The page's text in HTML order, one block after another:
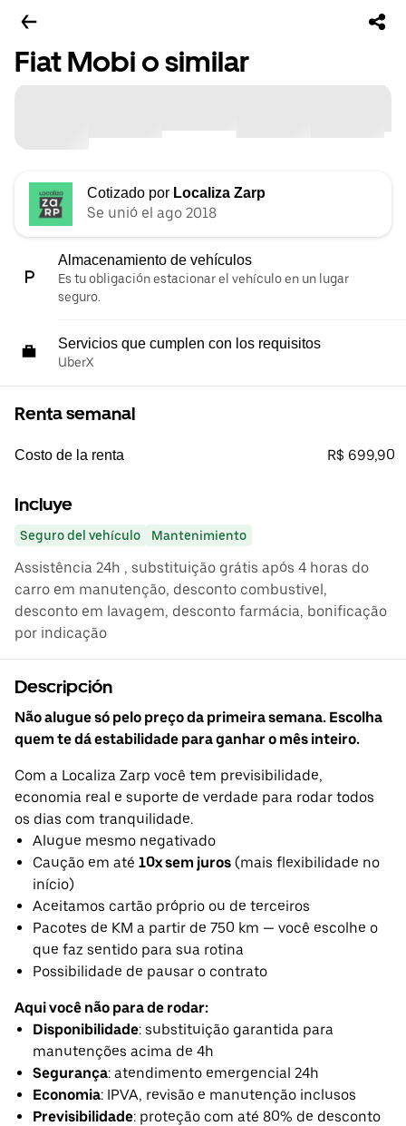
Fiat Mobi o similar
Cotizado por Localiza Zarp
Se unió el ago 2018
Almacenamiento de vehículos
Es tu obligación estacionar el vehículo en un lugar
seguro.
Servicios que cumplen con los requisitos
UberX
Renta semanal
Costo de la renta R$ 699,90
Incluye
Seguro del vehículo Mantenimiento
Assistência 24h , substituição grátis após 4 horas do
carro em manutenção, desconto combustivel,
desconto em lavagem, desconto farmácia, bonificação
por indicação
Descripción
Não alugue só pelo preço da primeira semana. Escolha
quem te dá estabilidade para ganhar o mês inteiro.
Com a Localiza Zarp você tem previsibilidade,
economia real e suporte de verdade para rodar todos
os dias com tranquilidade.
Alugue mesmo negativado
Caução em até 10x sem juros (mais flexibilidade no
início)
Aceitamos cartão próprio ou de terceiros
Pacotes de KM a partir de 750 km — você escolhe o
que faz sentido para sua rotina
Possibilidade de pausar o contrato
Aqui você não para de rodar:
Disponibilidade: substituição garantida para
manutenções acima de 4h
Segurança: atendimento emergencial 24h
Economia: IPVA, revisão e manutenção inclusos
Previsibilidade: proteção com até 80% de desconto